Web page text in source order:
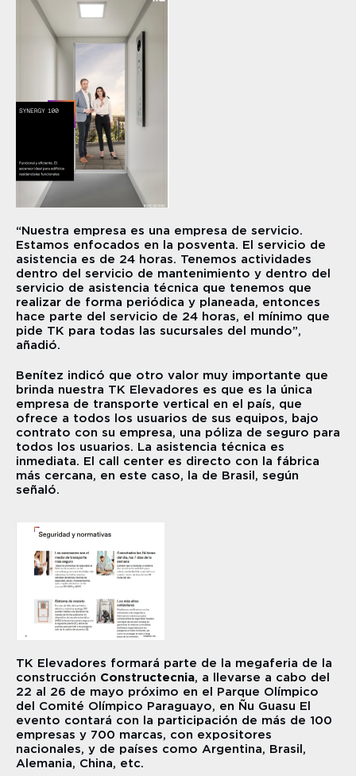
“Nuestra empresa es una empresa de servicio.
Estamos enfocados en la posventa. El servicio de
asistencia es de 24 horas. Tenemos actividades
dentro del servicio de mantenimiento y dentro del
servicio de asistencia técnica que tenemos que
realizar de forma periódica y planeada, entonces
hace parte del servicio de 24 horas, el mínimo que
pide TK para todas las sucursales del mundo”,
añadió.
Benítez indicó que otro valor muy importante que
brinda nuestra TK Elevadores es que es la única
empresa de transporte vertical en el país, que
ofrece a todos los usuarios de sus equipos, bajo
contrato con su empresa, una póliza de seguro para
todos los usuarios. La asistencia técnica es
inmediata. El call center es directo con la fábrica
más cercana, en este caso, la de Brasil, según
señaló.
TK Elevadores formará parte de la megaferia de la
construcción Constructecnia, a llevarse a cabo del
22 al 26 de mayo próximo en el Parque Olímpico
del Comité Olímpico Paraguayo, en Ñu Guasu El
evento contará con la participación de más de 100
empresas y 700 marcas, con expositores
nacionales, y de países como Argentina, Brasil,
Alemania, China, etc.